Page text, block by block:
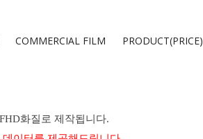
COMMERCIAL FILM PRODUCT(PRICE)
화질로 제작됩니다.